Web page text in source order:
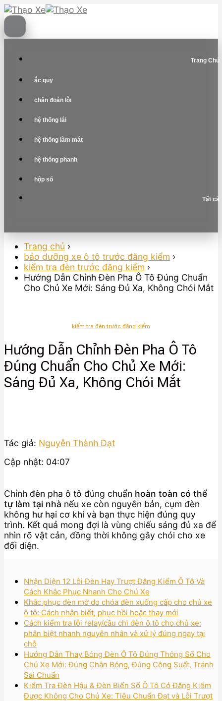
Skip
to
content
Trang Chủ
ắc quy
chẩn đoán lỗi
hệ thống lái
hệ thống làm mát
hệ thống phanh
hộp số
Tất cả
Trang chủ ›
bảo dưỡng xe ô tô trước đăng kiểm ›
kiểm tra đèn trước đăng kiểm ›
Hướng Dẫn Chỉnh Đèn Pha Ô Tô Đúng Chuẩn
Cho Chủ Xe Mới: Sáng Đủ Xa, Không Chói Mắt
kiểm tra đèn trước đăng kiểm
Hướng Dẫn Chỉnh Đèn Pha Ô Tô
Đúng Chuẩn Cho Chủ Xe Mới:
Sáng Đủ Xa, Không Chói Mắt
Tác giả: Nguyễn Thành Đạt
Cập nhật: 04:07
Chỉnh đèn pha ô tô đúng chuẩn hoàn toàn có thể
tự làm tại nhà nếu xe còn nguyên bản, cụm đèn
không hư hại cơ khí và bạn thực hiện đúng quy
trình. Kết quả mong đợi là vùng chiếu sáng đủ xa để
nhìn rõ vật cản, đồng thời không gây chói cho xe
đối diện.
Nhận Diện 12 Lỗi Đèn Hay Trượt Đăng Kiểm Ô Tô Và
Cách Khắc Phục Nhanh Cho Chủ Xe
Khắc phục đèn mờ do chóa đèn xuống cấp cho chủ xe
ô tô: Cách nhận biết, phục hồi hoặc thay mới
Cách kiểm tra lỗi relay/cầu chì đèn ô tô cho chủ xe:
phân biệt nhanh nguyên nhân và xử lý đúng ngay tại
chỗ
Hướng Dẫn Thay Bóng Đèn Ô Tô Đúng Thông Số Cho
Chủ Xe Mới: Đúng Chân Bóng, Đúng Công Suất, Tránh
Sai Chuẩn
Kiểm Tra Đèn Hậu & Đèn Biển Số Ô Tô Có Đăng Kiểm
Được Không Cho Chủ Xe: Tiêu Chuẩn Đạt và Lỗi Trượt